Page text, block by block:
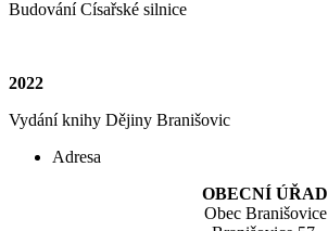
Budování Císařské silnice
2022
Vydání knihy Dějiny Branišovic
Adresa
OBECNÍ ÚŘAD
Obec Branišovice